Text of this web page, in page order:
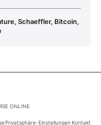
Schaeffler, Bitcoin,
ONLINE
Privatsphäre-Einstellungen Kontakt